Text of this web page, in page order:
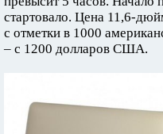
стартовало. Цена 11,6-
с отметки в 1000
– с 1200 долларов США.